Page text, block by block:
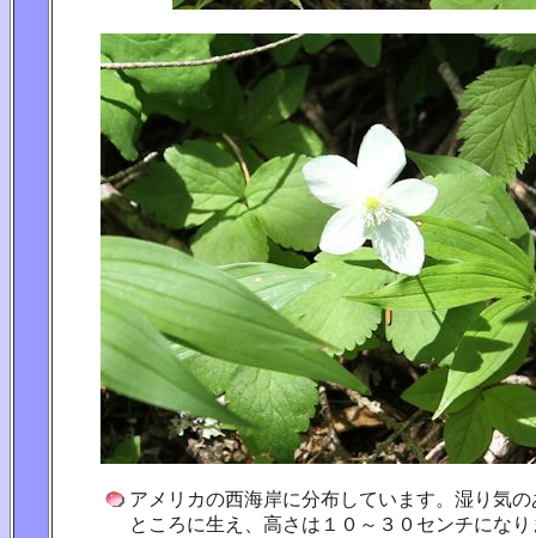
アメリカの西海岸に分布しています。湿り気
ところに生え、高さは１０～３０センチにな